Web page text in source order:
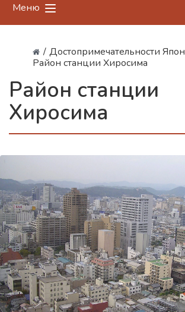
Меню
/ Достопримечательности
Район станции Хиросима
Район станции
Хиросима